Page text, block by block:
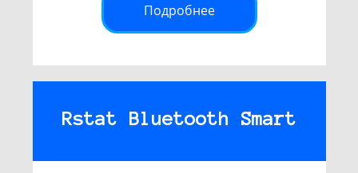
Подробнее
Rstat Bluetooth Smart